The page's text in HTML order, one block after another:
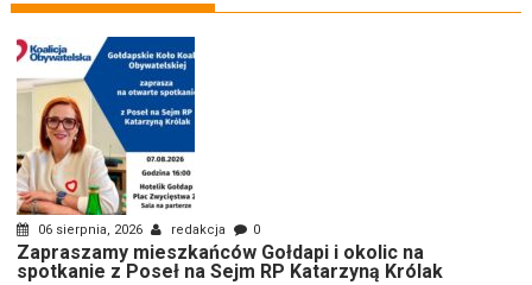
06 sierpnia, 2026 redakcja 0
Zapraszamy mieszkańców Gołdapi i okolic na
spotkanie z Poseł na Sejm RP Katarzyną Królak